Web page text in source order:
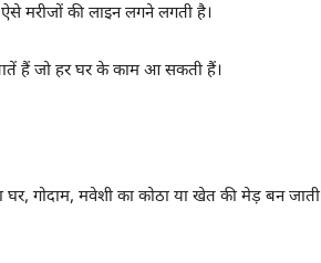
मरीजों की लाइन लगने लगती है।
हैं जो हर घर के काम आ सकती हैं।
गोदाम, मवेशी का कोठा या खेत की मेड़ बन जाती